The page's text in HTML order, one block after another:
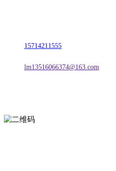
15714211555
lm13516066374@163.com